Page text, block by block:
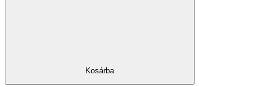
Kosárba